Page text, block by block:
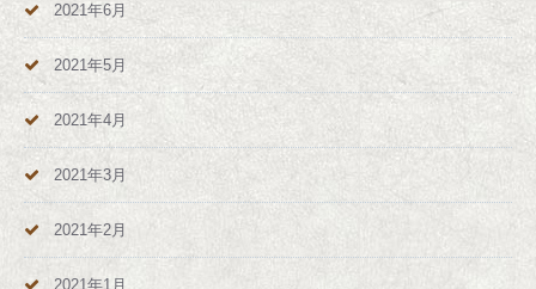
2021年6月
2021年5月
2021年4月
2021年3月
2021年2月
2021年1月